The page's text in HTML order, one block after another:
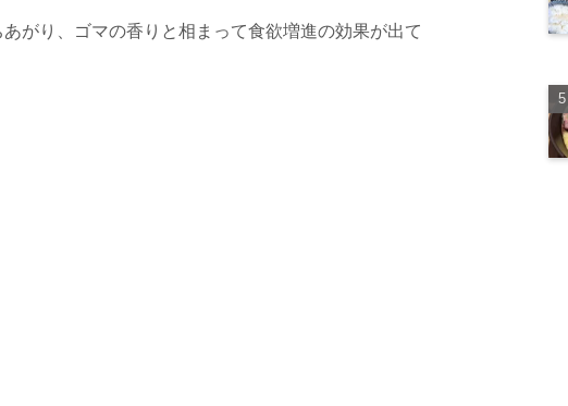
がり、ゴマの香りと相まって食欲増進の効果が出て